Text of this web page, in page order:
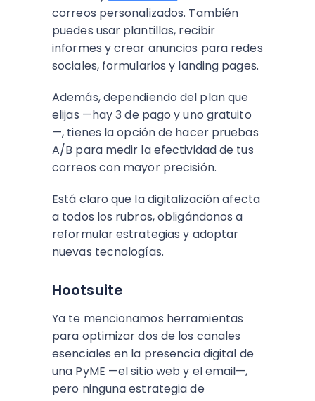
correos personalizados. También
puedes usar plantillas, recibir
informes y crear anuncios para redes
sociales, formularios y landing pages.
Además, dependiendo del plan que
elijas —hay 3 de pago y uno gratuito
—, tienes la opción de hacer pruebas
A/B para medir la efectividad de tus
correos con mayor precisión.
Está claro que la digitalización afecta
a todos los rubros, obligándonos a
reformular estrategias y adoptar
nuevas tecnologías.
Hootsuite
Ya te mencionamos herramientas
para optimizar dos de los canales
esenciales en la presencia digital de
una PyME —el sitio web y el email—,
pero ninguna estrategia de